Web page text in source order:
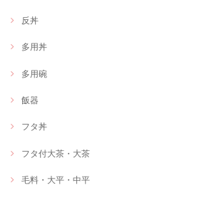
反丼
多用丼
多用碗
飯器
フタ丼
フタ付大茶・大茶
毛料・大平・中平